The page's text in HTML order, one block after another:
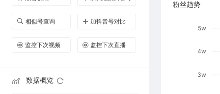
相似号查询 加抖音号对比
监控下次视频 监控下次直播
数据概览
粉丝趋势